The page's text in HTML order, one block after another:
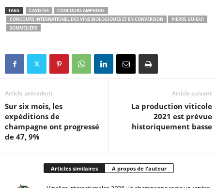
TAGS CAVISTES
CONCOURS AMPHORE
CONCOURS INTERNATIONEL DES VINS BIOLOGIQUES ET EN CONVERSION
PIERRE GUIGUI
SOMMELIERS
Article précedent
Sur six mois, les
expéditions de
champagne ont progressé
de 47, 9%
Article suivant
La production viticole
2021 est prévue
historiquement basse
Articles similaires A propos de l'auteur